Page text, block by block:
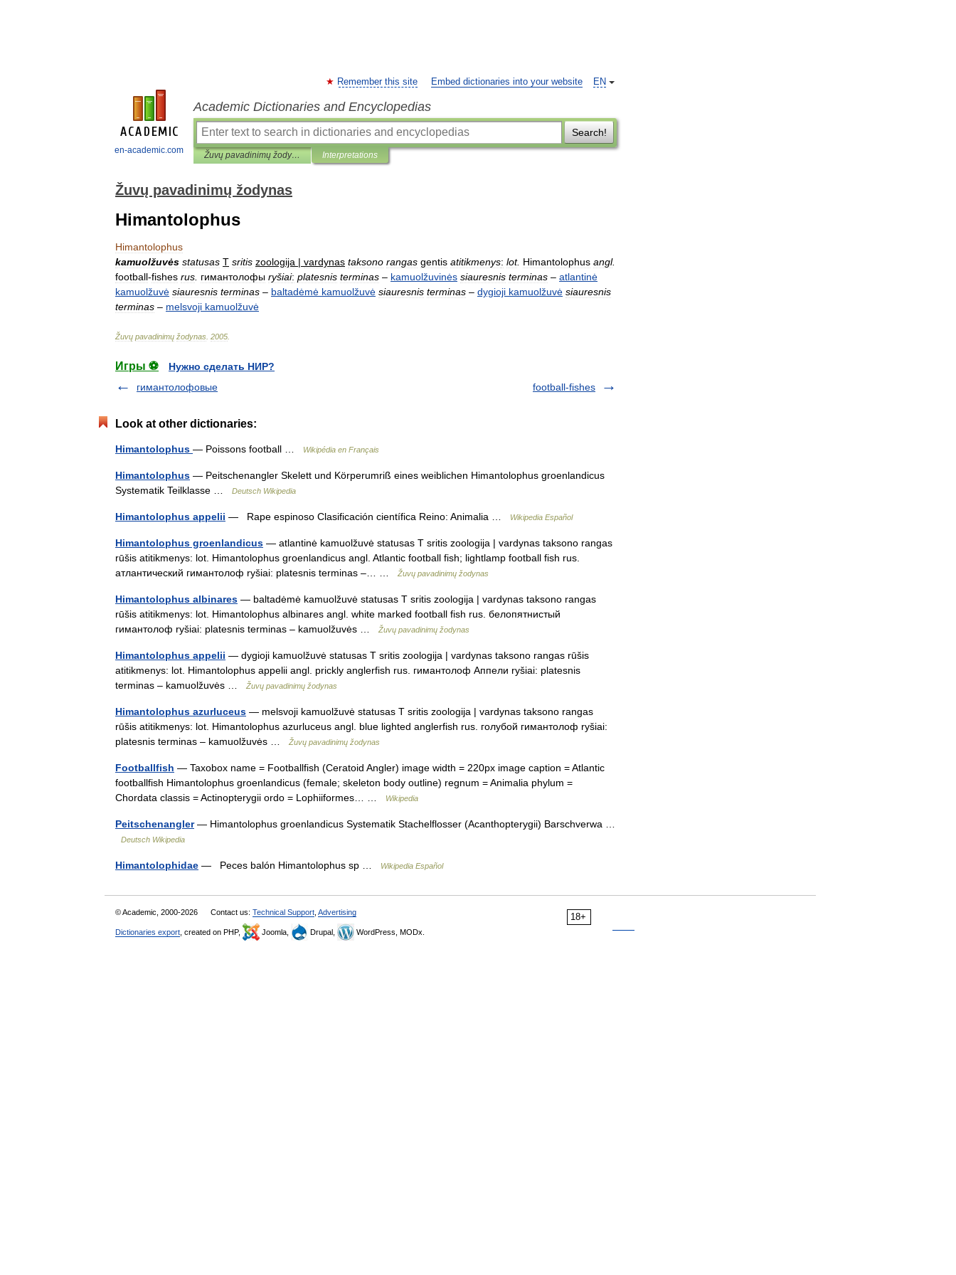
en-academic.com
EN
Remember this site Embed dictionaries into your website
Academic Dictionaries and Encyclopedias
Search!
Žuvų pavadinimų žodynas Interpretations
Žuvų pavadinimų žodynas
Himantolophus
Himantolophus
kamuolžuvės statusas T sritis zoologija | vardynas taksono rangas gentis atitikmenys: lot. Himantolophus angl.
football-fishes rus гимантолофы ryšiai: platesnis terminas – kamuolžuvinės siauresnis terminas – atlantinė
kamuolžuvė siauresnis terminas – baltadėmė kamuolžuvė siauresnis terminas – dygioji kamuolžuvė siauresnis
terminas – melsvoji kamuolžuvė
Žuvų pavadinimų žodynas 2005
Игры ⚽
Нужно сделать НИР?
гимантолофовые
football-fishes
Look at other dictionaries:
Himantolophus — Poissons football … Wikipédia en Français
Himantolophus — Peitschenangler Skelett und Körperumriß eines weiblichen Himantolophus groenlandicus
Systematik Teilklasse …
Deutsch Wikipedia
Himantolophus appelii — Rape espinoso Clasificación científica Reino: Animalia … Wikipedia Español
Himantolophus groenlandicus — atlantinė kamuolžuvė statusas T sritis zoologija | vardynas taksono rangas
rūšis atitikmenys: lot. Himantolophus groenlandicus angl. Atlantic football fish; lightlamp football fish rus.
атлантический гимантолоф ryšiai: platesnis terminas –… …
Žuvų pavadinimų žodynas
Himantolophus albinares — baltadėmė kamuolžuvė statusas T sritis zoologija | vardynas taksono rangas
rūšis atitikmenys: lot. Himantolophus albinares angl. white marked football fish rus. белопятнистый
гимантолоф ryšiai: platesnis terminas – kamuolžuvės …
Žuvų pavadinimų žodynas
Himantolophus appelii — dygioji kamuolžuvė statusas T sritis zoologija | vardynas taksono rangas rūšis
atitikmenys: lot. Himantolophus appelii angl. prickly anglerfish rus. гимантолоф Аппели ryšiai: platesnis
terminas – kamuolžuvės …
Žuvų pavadinimų žodynas
Himantolophus azurluceus — melsvoji kamuolžuvė statusas T sritis zoologija | vardynas taksono rangas
rūšis atitikmenys: lot. Himantolophus azurluceus angl. blue lighted anglerfish rus. голубой гимантолоф ryšiai:
platesnis terminas – kamuolžuvės …
Žuvų pavadinimų žodynas
Footballfish — Taxobox name = Footballfish (Ceratoid Angler) image width = 220px image caption = Atlantic
footballfish Himantolophus groenlandicus (female; skeleton body outline) regnum = Animalia phylum =
Chordata classis = Actinopterygii ordo = Lophiiformes… …
Wikipedia
Peitschenangler— Himantolophus groenlandicus Systematik Stachelflosser (Acanthopterygii) Barschverwa …
Deutsch Wikipedia
Himantolophidae — Peces balón Himantolophus sp … Wikipedia Español
18+
© Academic, 2000-2026 Contact us: Technical Support Advertising
Dictionaries export , created on PHP, Joomla, Drupal, WordPress, MODx.